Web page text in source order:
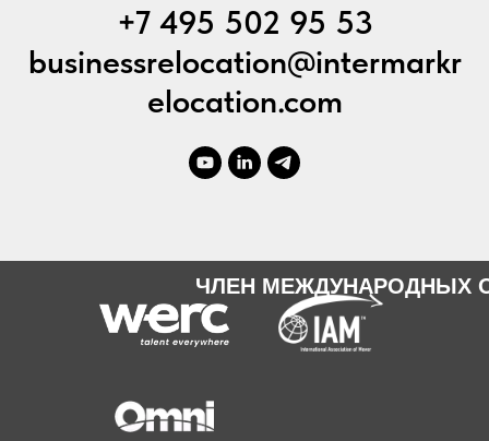
+7 495 502 95 53
businessrelocation@intermarkr
elocation.com
ЧЛЕН МЕЖДУНАРОДНЫХ